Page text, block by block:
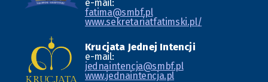
e-mail:
fatima@smbf.pl
www.sekretariatfatimski.pl/
Krucjata Jednej Intencji
e-mail:
jednaintencja@smbf.pl
www.jednaintencja.pl